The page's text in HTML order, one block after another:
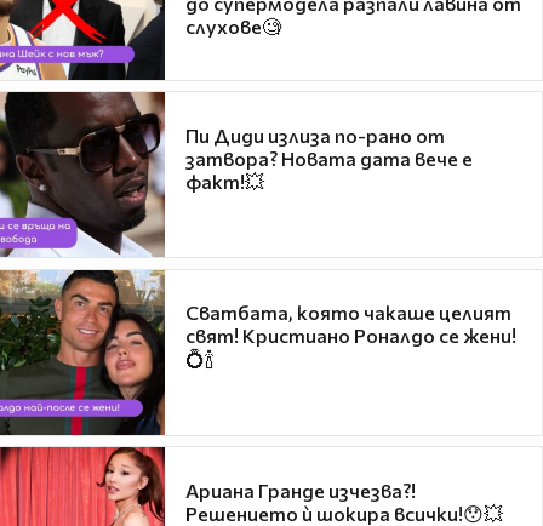
слухове🧐
Пи Диди излиза по-рано от
затвора? Новата дата вече е
факт!💥
Сватбата, която чакаше целият
свят! Кристиано Роналдо се жени!
💍🍾
Ариана Гранде изчезва?!
Решението ѝ шокира всички!😯💥